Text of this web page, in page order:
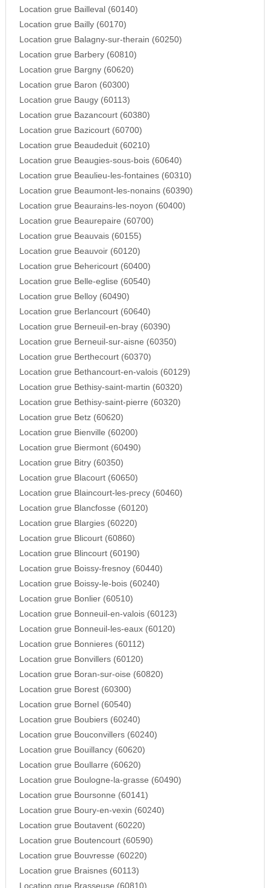
Location grue Bailleval (60140)
Location grue Bailly (60170)
Location grue Balagny-sur-therain (60250)
Location grue Barbery (60810)
Location grue Bargny (60620)
Location grue Baron (60300)
Location grue Baugy (60113)
Location grue Bazancourt (60380)
Location grue Bazicourt (60700)
Location grue Beaudeduit (60210)
Location grue Beaugies-sous-bois (60640)
Location grue Beaulieu-les-fontaines (60310)
Location grue Beaumont-les-nonains (60390)
Location grue Beaurains-les-noyon (60400)
Location grue Beaurepaire (60700)
Location grue Beauvais (60155)
Location grue Beauvoir (60120)
Location grue Behericourt (60400)
Location grue Belle-eglise (60540)
Location grue Belloy (60490)
Location grue Berlancourt (60640)
Location grue Berneuil-en-bray (60390)
Location grue Berneuil-sur-aisne (60350)
Location grue Berthecourt (60370)
Location grue Bethancourt-en-valois (60129)
Location grue Bethisy-saint-martin (60320)
Location grue Bethisy-saint-pierre (60320)
Location grue Betz (60620)
Location grue Bienville (60200)
Location grue Biermont (60490)
Location grue Bitry (60350)
Location grue Blacourt (60650)
Location grue Blaincourt-les-precy (60460)
Location grue Blancfosse (60120)
Location grue Blargies (60220)
Location grue Blicourt (60860)
Location grue Blincourt (60190)
Location grue Boissy-fresnoy (60440)
Location grue Boissy-le-bois (60240)
Location grue Bonlier (60510)
Location grue Bonneuil-en-valois (60123)
Location grue Bonneuil-les-eaux (60120)
Location grue Bonnieres (60112)
Location grue Bonvillers (60120)
Location grue Boran-sur-oise (60820)
Location grue Borest (60300)
Location grue Bornel (60540)
Location grue Boubiers (60240)
Location grue Bouconvillers (60240)
Location grue Bouillancy (60620)
Location grue Boullarre (60620)
Location grue Boulogne-la-grasse (60490)
Location grue Boursonne (60141)
Location grue Boury-en-vexin (60240)
Location grue Boutavent (60220)
Location grue Boutencourt (60590)
Location grue Bouvresse (60220)
Location grue Braisnes (60113)
Location grue Brasseuse (60810)